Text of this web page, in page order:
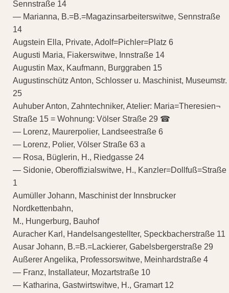
Sennstraße 14
— Marianna, B.=B.=Magazinsarbeiterswitwe, Sennstraße
14
Augstein Ella, Private, Adolf=Pichler=Platz 6
Augusti Maria, Fiakerswitwe, Innstraße 14
Augustin Max, Kaufmann, Burggraben 15
Augustinschütz Anton, Schlosser u. Maschinist, Museumstr.
25
Auhuber Anton, Zahntechniker, Atelier: Maria=Theresien¬
Straße 15 = Wohnung: Völser Straße 29 ☎
— Lorenz, Maurerpolier, Landseestraße 6
— Lorenz, Polier, Völser Straße 63 a
— Rosa, Büglerin, H., Riedgasse 24
— Sidonie, Oberoffizialswitwe, H., Kanzler=Dollfuß=Straße
1
Aumüller Johann, Maschinist der Innsbrucker
Nordkettenbahn,
M., Hungerburg, Bauhof
Auracher Karl, Handelsangestellter, Speckbacherstraße 11
Ausar Johann, B.=B.=Lackierer, Gabelsbergerstraße 29
Außerer Angelika, Professorswitwe, Meinhardstraße 4
— Franz, Installateur, Mozartstraße 10
— Katharina, Gastwirtswitwe, H., Gramart 12